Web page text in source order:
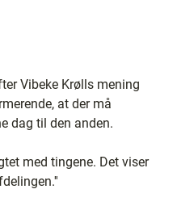
Vibeke Krølls mening
at der må
dag til den anden.
med tingene. Det viser